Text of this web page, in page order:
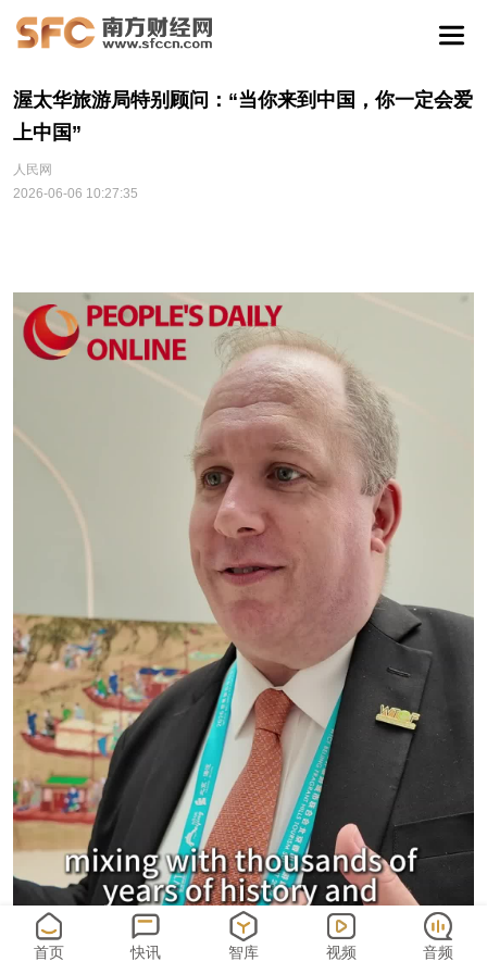
渥太华旅游局特别顾问：“当你来到中国，你一定会爱
上中国”
人民网
2026-06-06 10:27:35
首页 快讯 智库 视频 音频